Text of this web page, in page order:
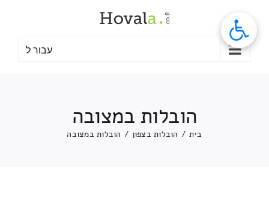
עבור ל
הובלות במצובה
בית / הובלות בצפון / הובלות במצובה